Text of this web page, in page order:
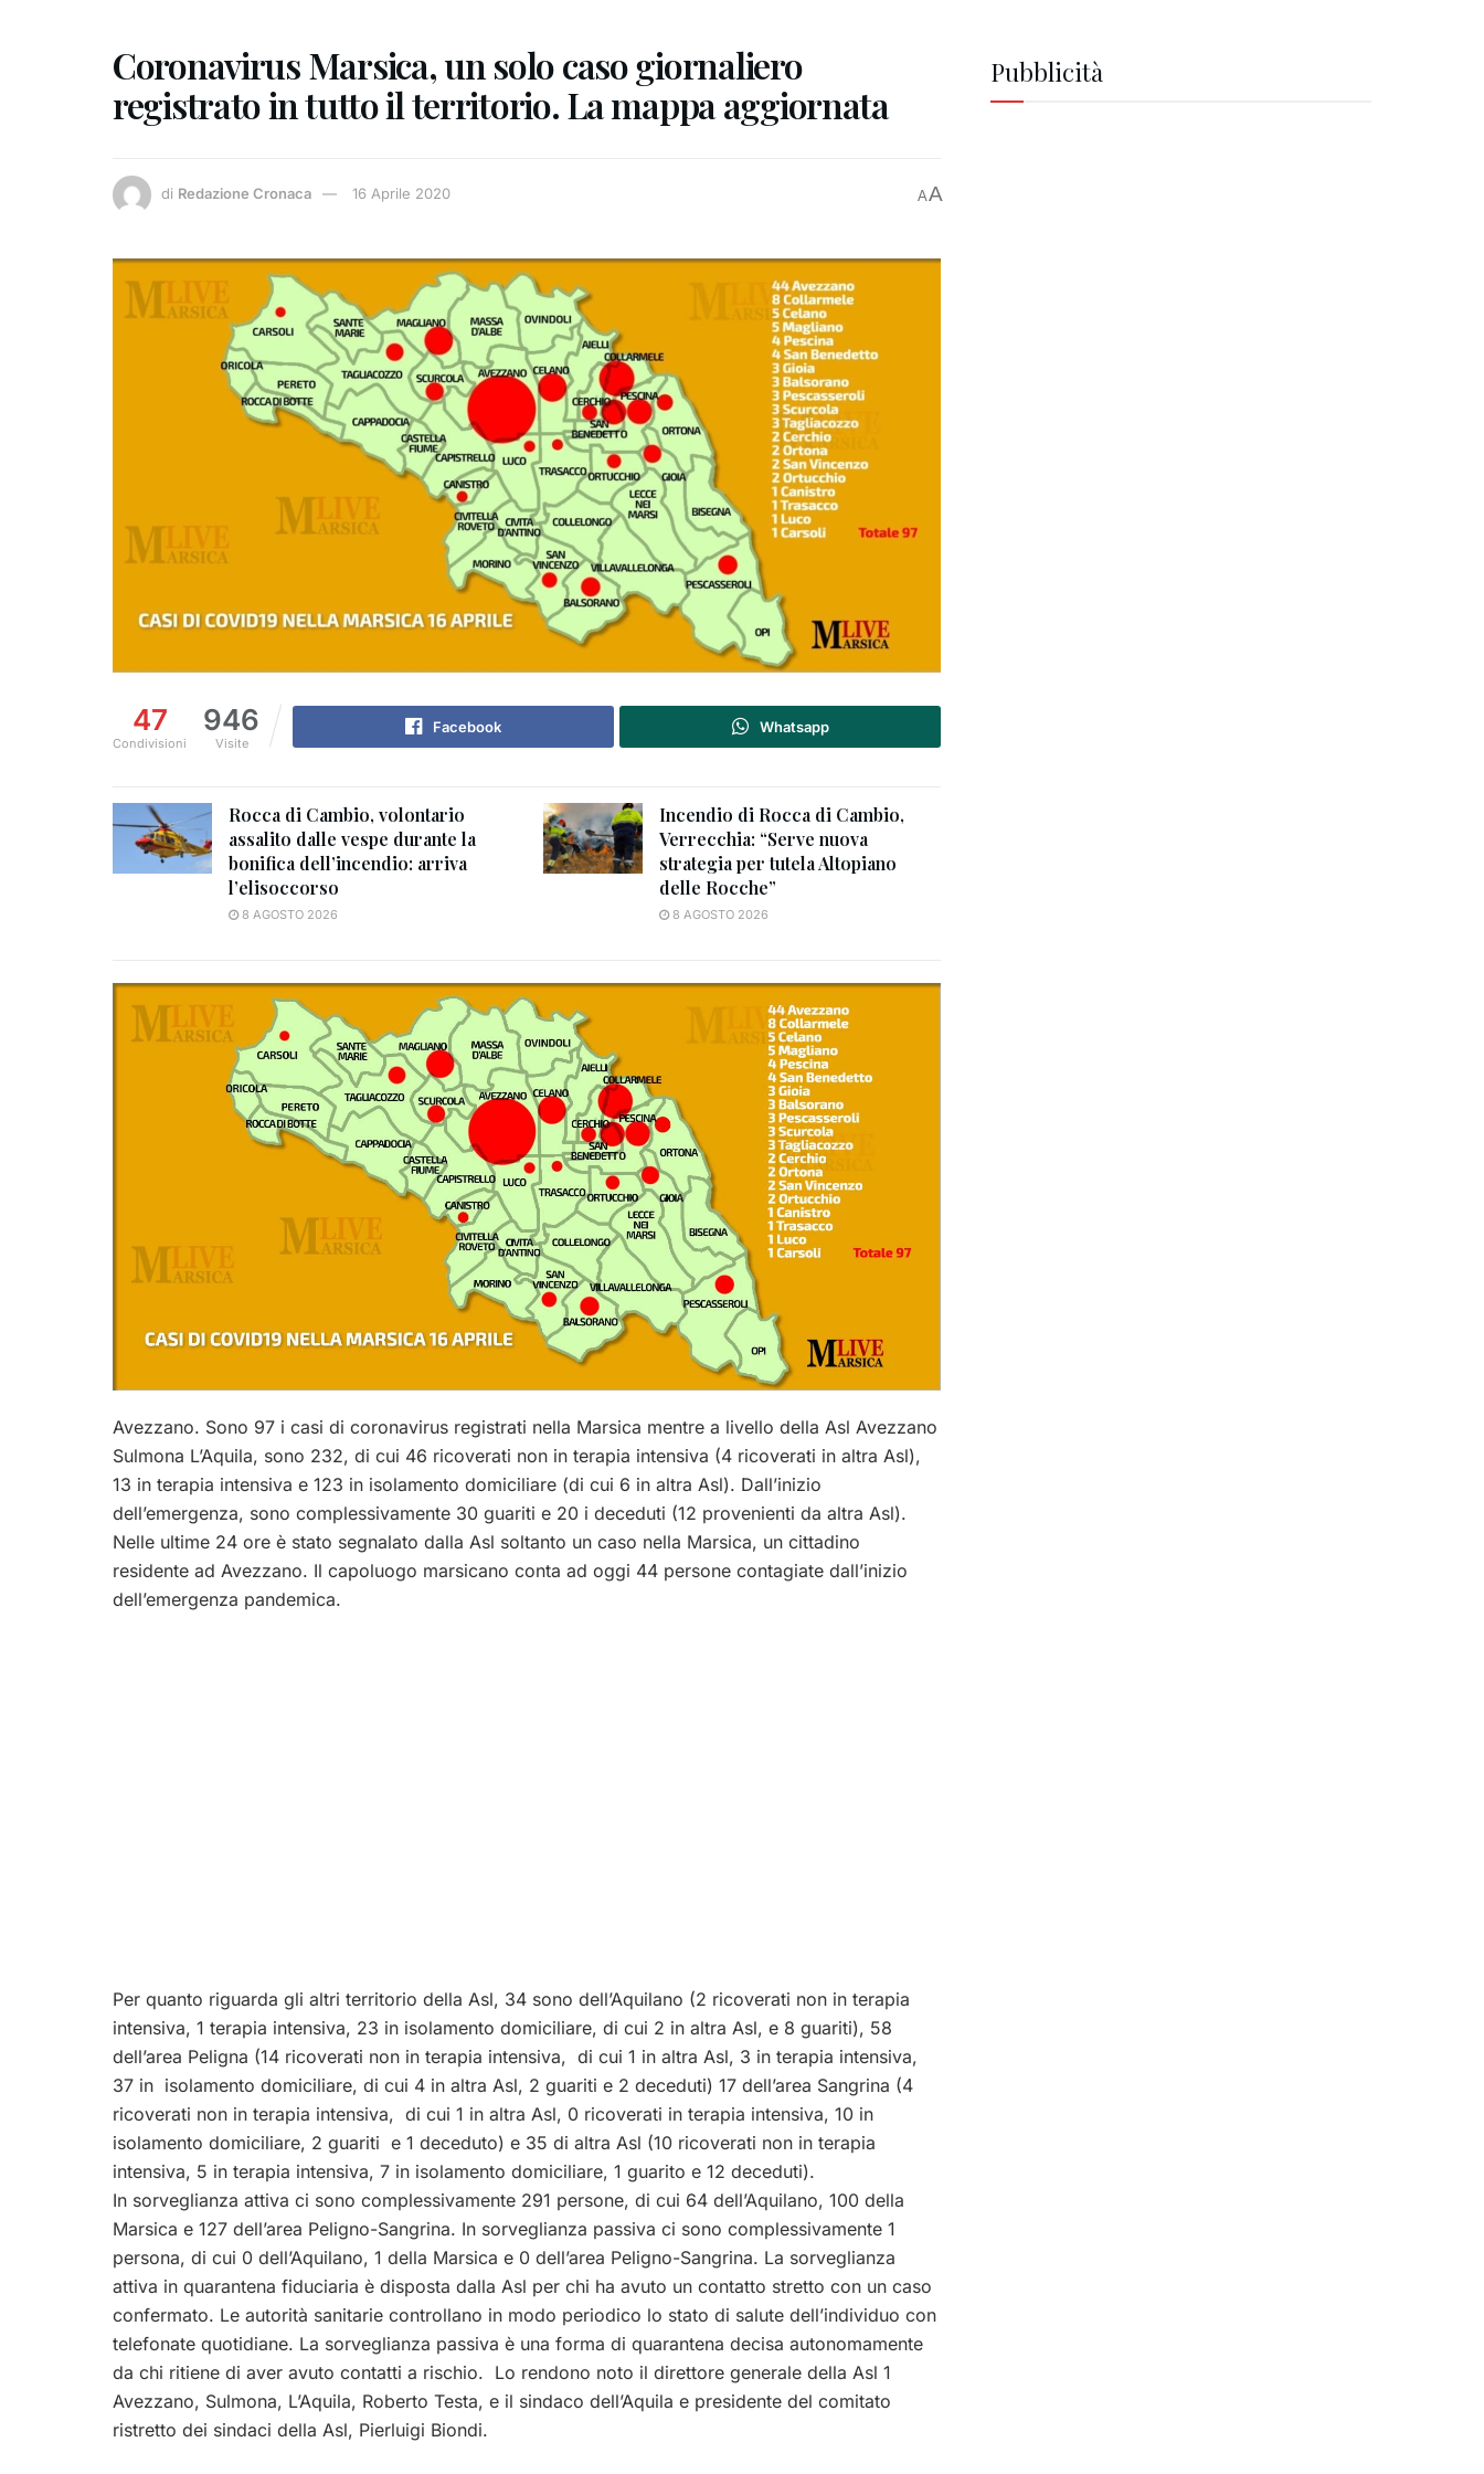
Coronavirus Marsica, un solo caso giornaliero
registrato in tutto il territorio. La mappa aggiornata
di Redazione Cronaca 16 Aprile 2020 AA
47
Condivisioni
946
Visite
Facebook Whatsapp
Rocca di Cambio, volontario
assalito dalle vespe durante la
bonifica dell’incendio: arriva
l’elisoccorso
8 AGOSTO 2026
Incendio di Rocca di Cambio,
Verrecchia: “Serve nuova
strategia per tutela Altopiano
delle Rocche”
8 AGOSTO 2026
Avezzano. Sono 97 i casi di coronavirus registrati nella Marsica mentre a livello della Asl Avezzano
Sulmona L’Aquila, sono 232, di cui 46 ricoverati non in terapia intensiva (4 ricoverati in altra Asl),
13 in terapia intensiva e 123 in isolamento domiciliare (di cui 6 in altra Asl). Dall’inizio
dell’emergenza, sono complessivamente 30 guariti e 20 i deceduti (12 provenienti da altra Asl).
Nelle ultime 24 ore è stato segnalato dalla Asl soltanto un caso nella Marsica, un cittadino
residente ad Avezzano. Il capoluogo marsicano conta ad oggi 44 persone contagiate dall’inizio
dell’emergenza pandemica.
Per quanto riguarda gli altri territorio della Asl, 34 sono dell’Aquilano (2 ricoverati non in terapia
intensiva, 1 terapia intensiva, 23 in isolamento domiciliare, di cui 2 in altra Asl, e 8 guariti), 58
dell’area Peligna (14 ricoverati non in terapia intensiva, di cui 1 in altra Asl, 3 in terapia intensiva,
37 in isolamento domiciliare, di cui 4 in altra Asl, 2 guariti e 2 deceduti) 17 dell’area Sangrina (4
ricoverati non in terapia intensiva, di cui 1 in altra Asl, 0 ricoverati in terapia intensiva, 10 in
isolamento domiciliare, 2 guariti e 1 deceduto) e 35 di altra Asl (10 ricoverati non in terapia
intensiva, 5 in terapia intensiva, 7 in isolamento domiciliare, 1 guarito e 12 deceduti).
In sorveglianza attiva ci sono complessivamente 291 persone, di cui 64 dell’Aquilano, 100 della
Marsica e 127 dell’area Peligno-Sangrina. In sorveglianza passiva ci sono complessivamente 1
persona, di cui 0 dell’Aquilano, 1 della Marsica e 0 dell’area Peligno-Sangrina. La sorveglianza
attiva in quarantena fiduciaria è disposta dalla Asl per chi ha avuto un contatto stretto con un caso
confermato. Le autorità sanitarie controllano in modo periodico lo stato di salute dell’individuo con
telefonate quotidiane. La sorveglianza passiva è una forma di quarantena decisa autonomamente
da chi ritiene di aver avuto contatti a rischio. Lo rendono noto il direttore generale della Asl 1
Avezzano, Sulmona, L’Aquila, Roberto Testa, e il sindaco dell’Aquila e presidente del comitato
ristretto dei sindaci della Asl, Pierluigi Biondi.
Pubblicità